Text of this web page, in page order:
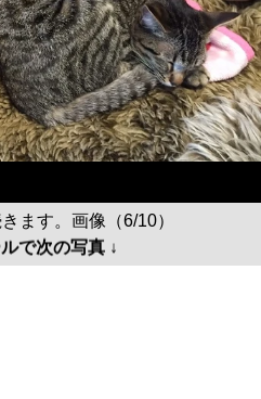
ます。画像（6/10）
で次の写真 ↓